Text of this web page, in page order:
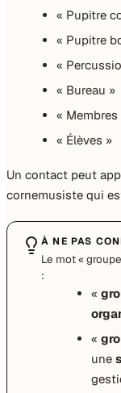
« Pupitre
« Pupitre
«
« Bureau »
«
« Élèves »
Un contact peut
cornemusiste qui
À NE PAS
Le mot «
:
«
«
une